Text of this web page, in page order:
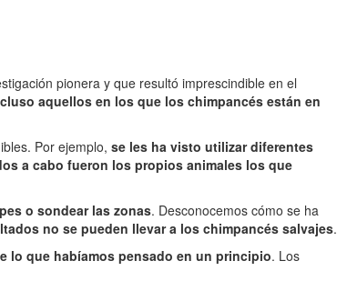
pionera y que resultó imprescindible en el
aquellos en los que los chimpancés están en
Por ejemplo, se les ha visto utilizar diferentes
a cabo fueron los propios animales los que
o sondear las zonas. Desconocemos cómo se ha
no se pueden llevar a los chimpancés salvajes.
lo que habíamos pensado en un principio. Los